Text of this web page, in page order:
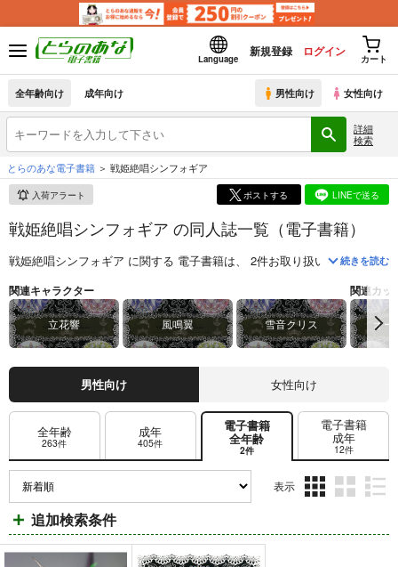
Language
新規登録 ログイン
カート
全年齢向け 成年向け 男性向け 女性向け
詳細
検索
とらのあな電子書籍 戦姫絶唱シンフォギア
入荷アラート ポストする LINEで送る
戦姫絶唱シンフォギア の同人誌一覧（電子書籍）
戦姫絶唱シンフォギア に関する 電子書籍は、 2件お取り扱いがございま
続きを読む
関連キャラクター
立花響 風鳴翼 雪音クリス
関連カッ
オー
男性向け 女性向け
全年齢
263件
成年
405件
電子書籍
全年齢
2件
電子書籍
成年
12件
表示
ム
ム
ム
追加検索条件